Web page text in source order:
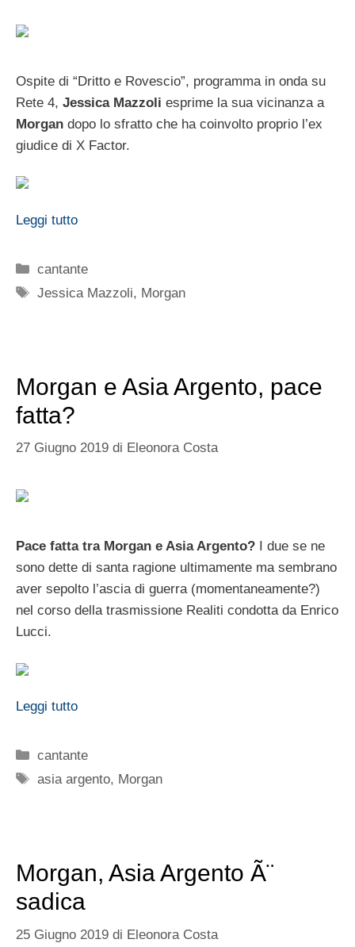
Ospite di “Dritto e Rovescio”, programma in onda su
Rete 4, Jessica Mazzoli esprime la sua vicinanza a
Morgan dopo lo sfratto che ha coinvolto proprio l’ex
giudice di X Factor.
Leggi tutto
Categorie
cantante
Tag
Jessica Mazzoli, Morgan
Morgan e Asia Argento, pace
fatta?
27 Giugno 2019 di Eleonora Costa
Pace fatta tra Morgan e Asia Argento? I due se ne
sono dette di santa ragione ultimamente ma sembrano
aver sepolto l’ascia di guerra (momentaneamente?)
nel corso della trasmissione Realiti condotta da Enrico
Lucci.
Leggi tutto
Categorie
cantante
Tag
asia argento, Morgan
Morgan, Asia Argento Ã¨
sadica
25 Giugno 2019 di Eleonora Costa